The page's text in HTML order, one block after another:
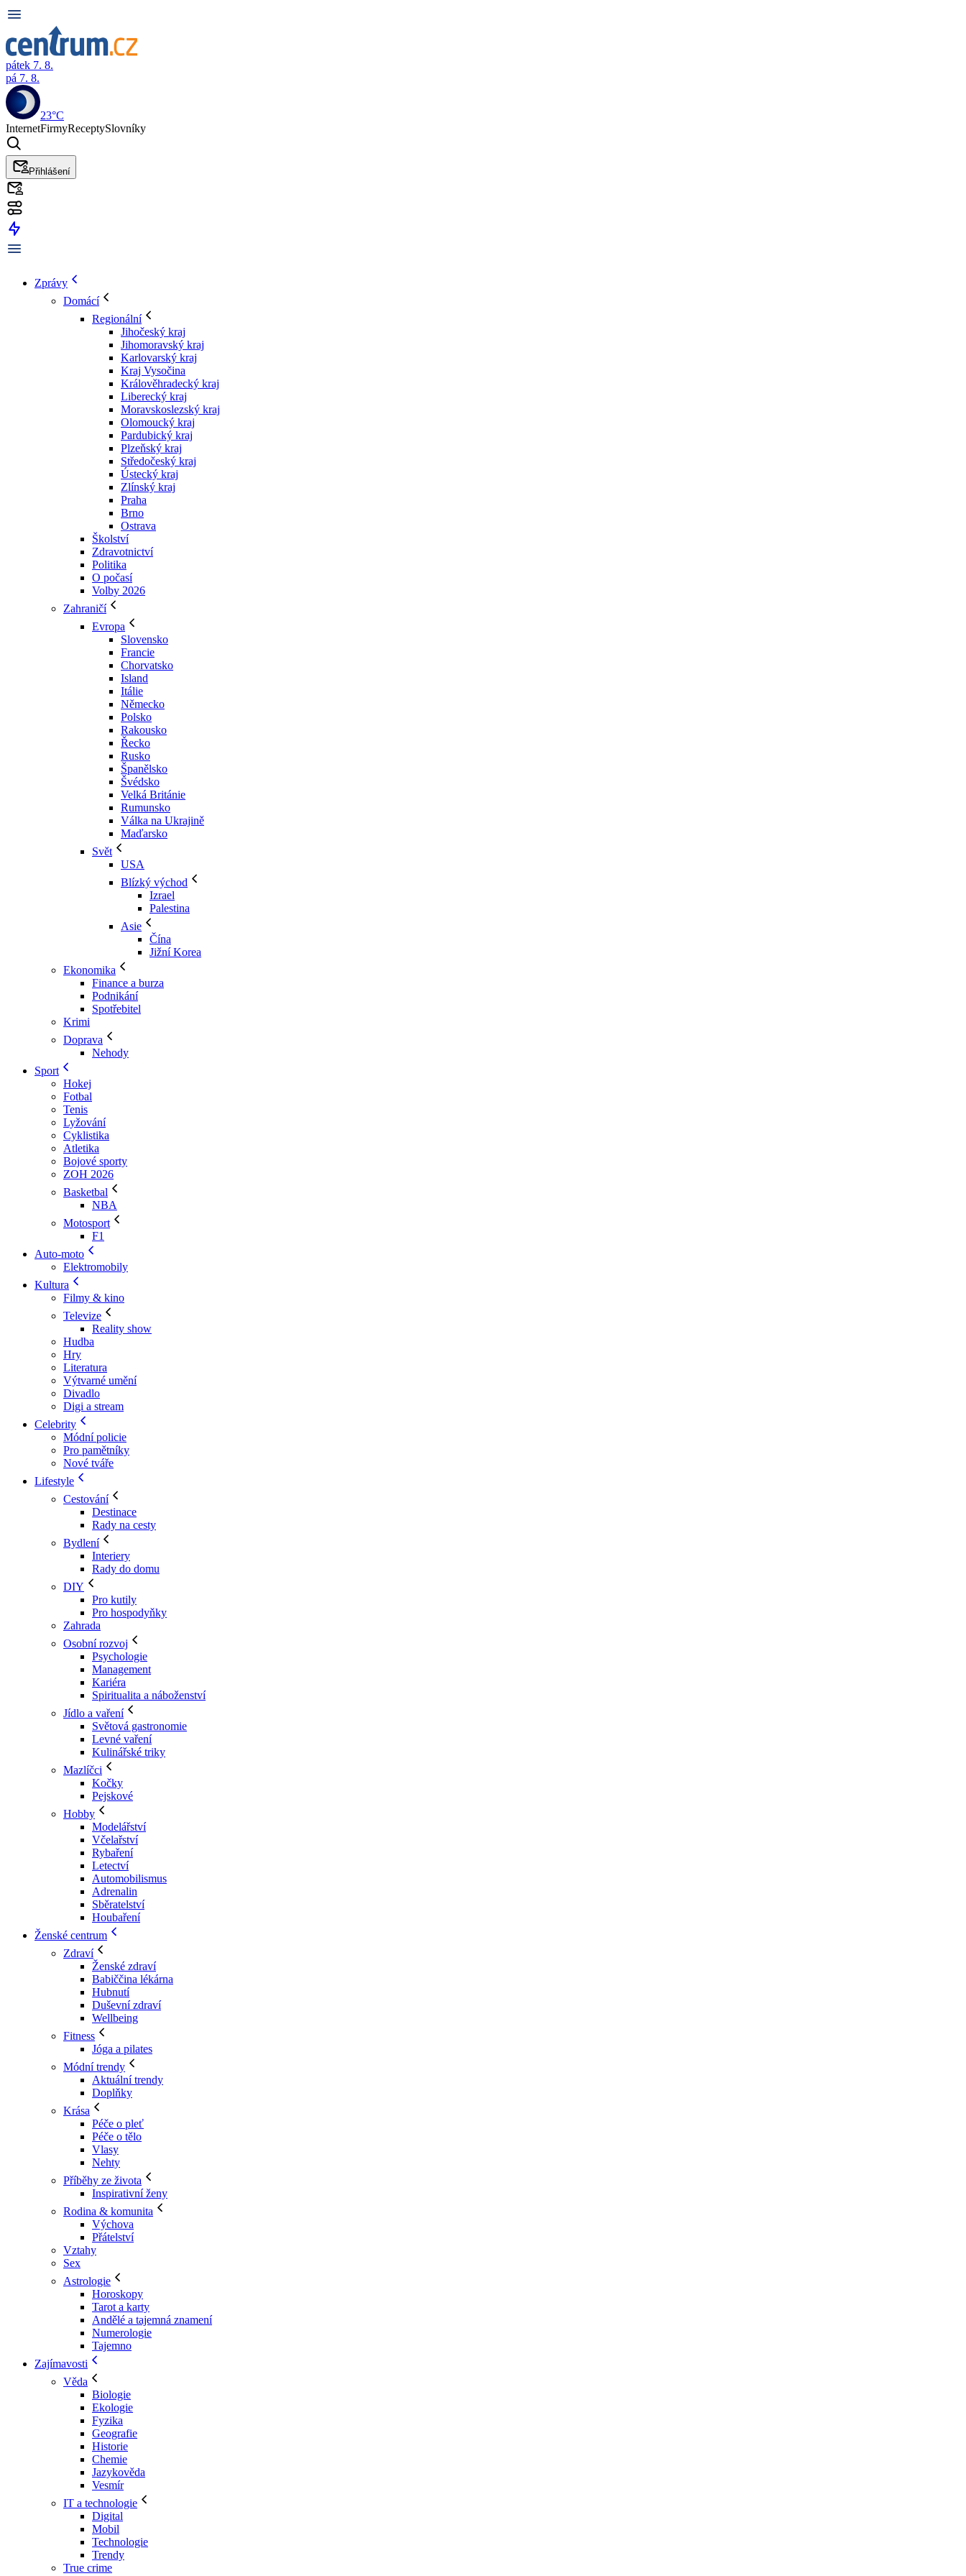
pátek 7. 8.
pá 7. 8.
23°C
InternetFirmyReceptySlovníky
Přihlášení
Zprávy
Domácí
Regionální
Jihočeský kraj
Jihomoravský kraj
Karlovarský kraj
Kraj Vysočina
Králověhradecký kraj
Liberecký kraj
Moravskoslezský kraj
Olomoucký kraj
Pardubický kraj
Plzeňský kraj
Středočeský kraj
Ústecký kraj
Zlínský kraj
Praha
Brno
Ostrava
Školství
Zdravotnictví
Politika
O počasí
Volby 2026
Zahraničí
Evropa
Slovensko
Francie
Chorvatsko
Island
Itálie
Německo
Polsko
Rakousko
Řecko
Rusko
Španělsko
Švédsko
Velká Británie
Rumunsko
Válka na Ukrajině
Maďarsko
Svět
USA
Blízký východ
Izrael
Palestina
Asie
Čína
Jižní Korea
Ekonomika
Finance a burza
Podnikání
Spotřebitel
Krimi
Doprava
Nehody
Sport
Hokej
Fotbal
Tenis
Lyžování
Cyklistika
Atletika
Bojové sporty
ZOH 2026
Basketbal
NBA
Motosport
F1
Auto-moto
Elektromobily
Kultura
Filmy & kino
Televize
Reality show
Hudba
Hry
Literatura
Výtvarné umění
Divadlo
Digi a stream
Celebrity
Módní policie
Pro pamětníky
Nové tváře
Lifestyle
Cestování
Destinace
Rady na cesty
Bydlení
Interiery
Rady do domu
DIY
Pro kutily
Pro hospodyňky
Zahrada
Osobní rozvoj
Psychologie
Management
Kariéra
Spiritualita a náboženství
Jídlo a vaření
Světová gastronomie
Levné vaření
Kulinářské triky
Mazlíčci
Kočky
Pejskové
Hobby
Modelářství
Včelařství
Rybaření
Letectví
Automobilismus
Adrenalin
Sběratelství
Houbaření
Ženské centrum
Zdraví
Ženské zdraví
Babiččina lékárna
Hubnutí
Duševní zdraví
Wellbeing
Fitness
Jóga a pilates
Módní trendy
Aktuální trendy
Doplňky
Krása
Péče o pleť
Péče o tělo
Vlasy
Nehty
Příběhy ze života
Inspirativní ženy
Rodina & komunita
Výchova
Přátelství
Vztahy
Sex
Astrologie
Horoskopy
Tarot a karty
Andělé a tajemná znamení
Numerologie
Tajemno
Zajímavosti
Věda
Biologie
Ekologie
Fyzika
Geografie
Historie
Chemie
Jazykověda
Vesmír
IT a technologie
Digital
Mobil
Technologie
Trendy
True crime